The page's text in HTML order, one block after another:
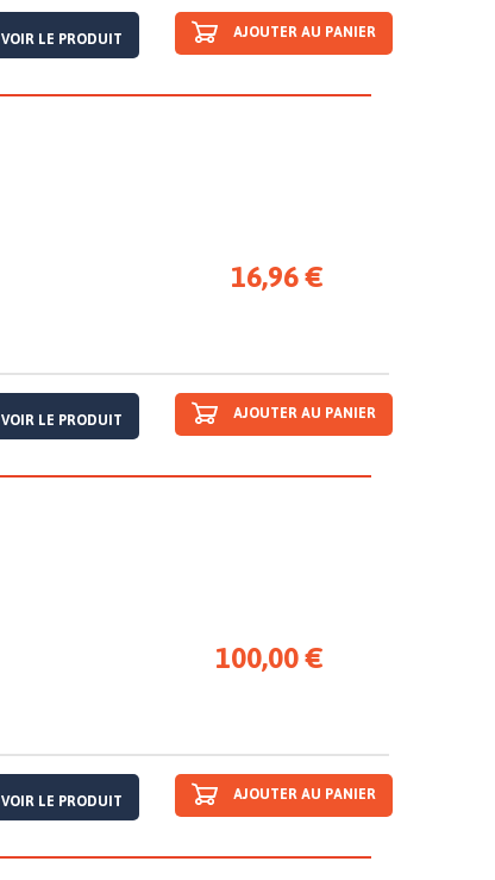
VOIR LE PRODUIT AJOUTER AU PANIER
16,96 €
VOIR LE PRODUIT AJOUTER AU PANIER
100,00 €
VOIR LE PRODUIT AJOUTER AU PANIER